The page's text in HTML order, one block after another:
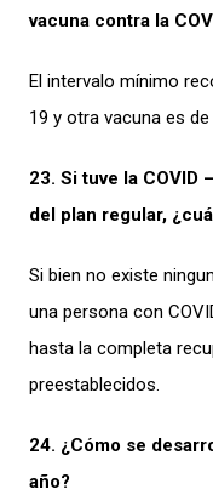
vacuna contra la
El intervalo mínimo
19 y otra vacuna es de
23. Si tuve la
del plan regular,
Si bien no existe
una persona con
hasta la completa
preestablecidos.
24. ¿Cómo se
año?